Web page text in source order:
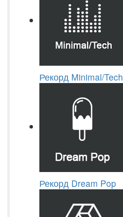
Рекорд Minimal/Tech
Рекорд Dream Pop